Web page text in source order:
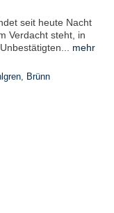
seit heute Nacht
Verdacht steht, in
mehr
, Brünn